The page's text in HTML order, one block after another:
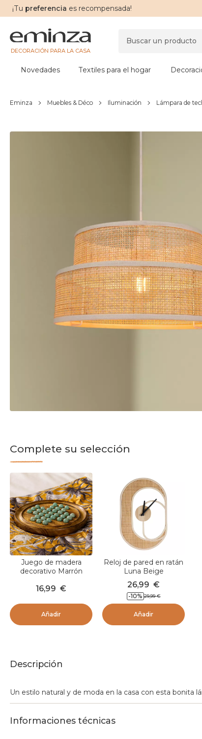
¡Tu preferencia es recompensada!
DECORACIÓN PARA LA CASA
Novedades Textiles para el hogar
Eminza Muebles & Déco Iluminación Lámpara de
Complete su selección
Juego de madera
decorativo Marrón
16,99 €
Añadir
Reloj de pared en ratán
Luna Beige
26,99 €
-10% 29,99 €
Añadir
Descripción
Un estilo natural y de moda en la casa con esta bonita
Informaciones técnicas